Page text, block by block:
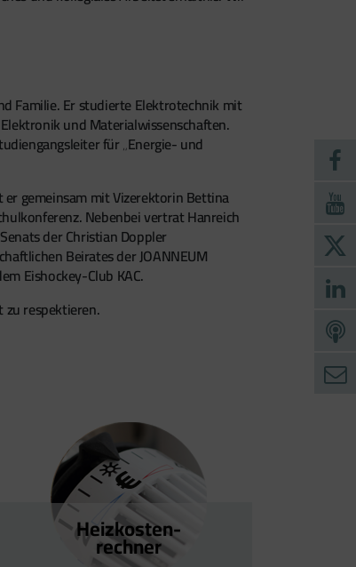
Familie. Er studierte Elektrotechnik mit
und Materialwissenschaften.
für „Energie- und
gemeinsam mit Vizerektorin Bettina
Nebenbei vertrat Hanreich
der Christian Doppler
Beirates der JOANNEUM
Eishockey-Club KAC.
respektieren.
Heizkosten­
rechner